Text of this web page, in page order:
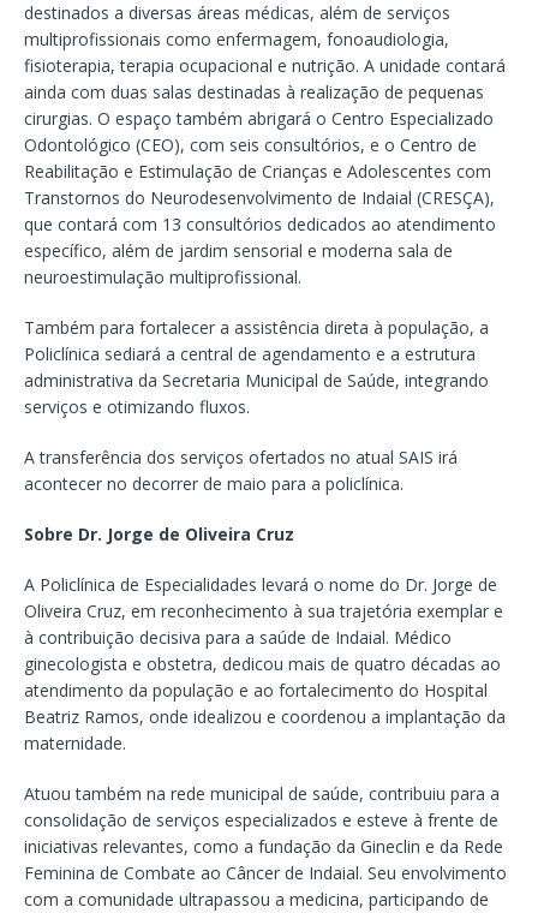
destinados a diversas áreas médicas, além de serviços
multiprofissionais como enfermagem, fonoaudiologia,
fisioterapia, terapia ocupacional e nutrição. A unidade contará
ainda com duas salas destinadas à realização de pequenas
cirurgias. O espaço também abrigará o Centro Especializado
Odontológico (CEO), com seis consultórios, e o Centro de
Reabilitação e Estimulação de Crianças e Adolescentes com
Transtornos do Neurodesenvolvimento de Indaial (CRESÇA),
que contará com 13 consultórios dedicados ao atendimento
específico, além de jardim sensorial e moderna sala de
neuroestimulação multiprofissional.
Também para fortalecer a assistência direta à população, a
Policlínica sediará a central de agendamento e a estrutura
administrativa da Secretaria Municipal de Saúde, integrando
serviços e otimizando fluxos.
A transferência dos serviços ofertados no atual SAIS irá
acontecer no decorrer de maio para a policlínica.
Sobre Dr. Jorge de Oliveira Cruz
A Policlínica de Especialidades levará o nome do Dr. Jorge de
Oliveira Cruz, em reconhecimento à sua trajetória exemplar e
à contribuição decisiva para a saúde de Indaial. Médico
ginecologista e obstetra, dedicou mais de quatro décadas ao
atendimento da população e ao fortalecimento do Hospital
Beatriz Ramos, onde idealizou e coordenou a implantação da
maternidade.
Atuou também na rede municipal de saúde, contribuiu para a
consolidação de serviços especializados e esteve à frente de
iniciativas relevantes, como a fundação da Gineclin e da Rede
Feminina de Combate ao Câncer de Indaial. Seu envolvimento
com a comunidade ultrapassou a medicina, participando de